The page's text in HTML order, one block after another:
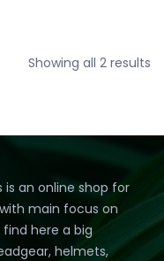
Showing all 2 results
is an online shop for
main focus on
find here a big
helmets,